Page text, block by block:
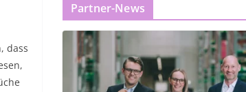
dass
Partner-News